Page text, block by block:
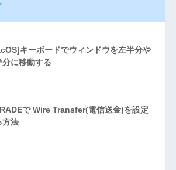
キーボードでウィンドウを左半分や
分に移動する
で Wire Transfer(電信送金)を設定
方法